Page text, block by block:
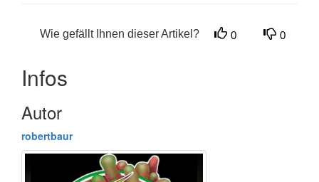
Wie gefällt Ihnen dieser Artikel? 0 0
Infos
Autor
robertbaur